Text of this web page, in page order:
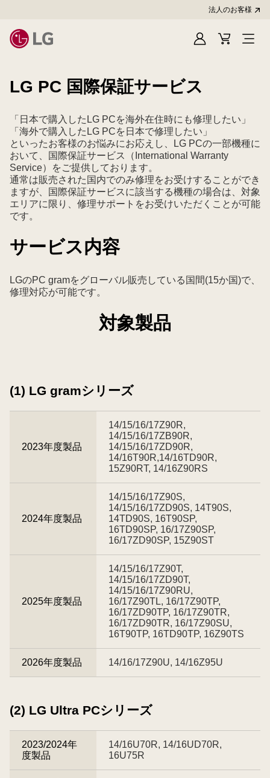
法人のお客様
Sign
Cart
LG PC 国際保証サービス
「日本で購入したLG PCを海外在住時にも修理したい」
「海外で購入したLG PCを日本で修理したい」
といったお客様のお悩みにお応えし、LG PCの一部機種に
おいて、国際保証サービス（International Warranty
Service）をご提供しております。
通常は販売された国内でのみ修理をお受けすることができ
ますが、国際保証サービスに該当する機種の場合は、対象
エリアに限り、修理サポートをお受けいただくことが可能
です。
サービス内容
LGのPC gramをグローバル販売している国間(15か国)で、
修理対応が可能です。
対象製品
(1) LG gramシリーズ
2023年度製品
14/15/16/17Z90R,
14/15/16/17ZB90R,
14/15/16/17ZD90R,
14/16T90R,14/16TD90R,
15Z90RT, 14/16Z90RS
2024年度製品
14/15/16/17Z90S,
14/15/16/17ZD90S, 14T90S,
14TD90S, 16T90SP,
16TD90SP, 16/17Z90SP,
16/17ZD90SP, 15Z90ST
2025年度製品
14/15/16/17Z90T,
14/15/16/17ZD90T,
14/15/16/17Z90RU,
16/17Z90TL, 16/17Z90TP,
16/17ZD90TP, 16/17Z90TR,
16/17ZD90TR, 16/17Z90SU,
16T90TP, 16TD90TP, 16Z90TS
2026年度製品 14/16/17Z90U, 14/16Z95U
(2) LG Ultra PCシリーズ
2023/2024年
度製品
14/16U70R, 14/16UD70R,
16U75R